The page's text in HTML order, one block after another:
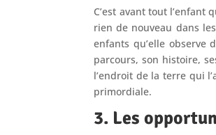
C’est avant tout l’enfant
rien de nouveau dans
enfants qu’elle
parcours, son histoire,
l’endroit de la terre qui
primordiale.
3. Les